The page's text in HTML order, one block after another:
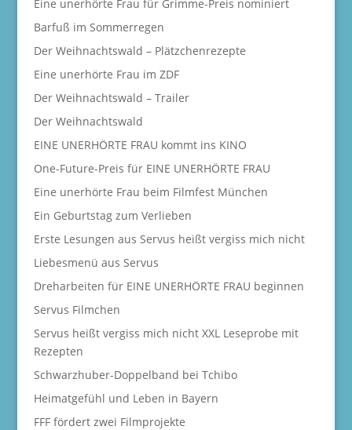
Eine unerhörte Frau für Grimme-Preis nominiert
Barfuß im Sommerregen
Der Weihnachtswald – Plätzchenrezepte
Eine unerhörte Frau im ZDF
Der Weihnachtswald – Trailer
Der Weihnachtswald
EINE UNERHÖRTE FRAU kommt ins KINO
One-Future-Preis für EINE UNERHÖRTE FRAU
Eine unerhörte Frau beim Filmfest München
Ein Geburtstag zum Verlieben
Erste Lesungen aus Servus heißt vergiss mich nicht
Liebesmenü aus Servus
Dreharbeiten für EINE UNERHÖRTE FRAU beginnen
Servus Filmchen
Servus heißt vergiss mich nicht XXL Leseprobe mit
Rezepten
Schwarzhuber-Doppelband bei Tchibo
Heimatgefühl und Leben in Bayern
FFF fördert zwei Filmprojekte